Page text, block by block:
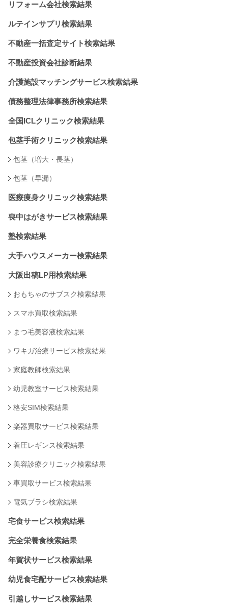
リフォーム会社検索結果
ルテインサプリ検索結果
不動産一括査定サイト検索結果
不動産投資会社診断結果
介護施設マッチングサービス検索結果
債務整理法律事務所検索結果
全国ICLクリニック検索結果
包茎手術クリニック検索結果
包茎（増大・長茎）
包茎（早漏）
医療痩身クリニック検索結果
喪中はがきサービス検索結果
塾検索結果
大手ハウスメーカー検索結果
大阪出稿LP用検索結果
おもちゃのサブスク検索結果
スマホ買取検索結果
まつ毛美容液検索結果
ワキガ治療サービス検索結果
家庭教師検索結果
幼児教室サービス検索結果
格安SIM検索結果
楽器買取サービス検索結果
着圧レギンス検索結果
美容診療クリニック検索結果
車買取サービス検索結果
電気ブラシ検索結果
宅食サービス検索結果
完全栄養食検索結果
年賀状サービス検索結果
幼児食宅配サービス検索結果
引越しサービス検索結果